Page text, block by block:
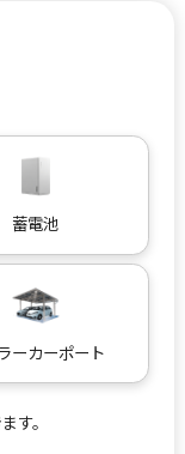
蓄電池
ーカーポート
す。